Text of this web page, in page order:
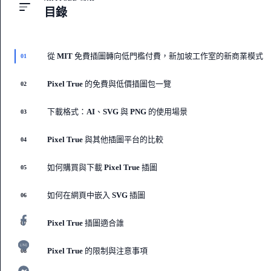
目錄
01 從 MIT 免費插圖轉向低門檻付費，新加坡工作室的新商業模式
02 Pixel True 的免費與低價插圖包一覽
03 下載格式：AI、SVG 與 PNG 的使用場景
04 Pixel True 與其他插圖平台的比較
05 如何購買與下載 Pixel True 插圖
06 如何在網頁中嵌入 SVG 插圖
07 Pixel True 插圖適合誰
08 Pixel True 的限制與注意事項